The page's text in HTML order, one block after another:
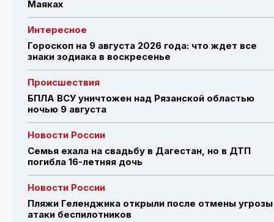
Маяках
Интересное
Гороскоп на 9 августа 2026 года: что ждет все
знаки зодиака в воскресенье
Происшествия
БПЛА ВСУ уничтожен над Рязанской областью
ночью 9 августа
Новости России
Семья ехала на свадьбу в Дагестан, но в ДТП
погибла 16-летняя дочь
Новости России
Пляжи Геленджика открыли после отмены угрозы
атаки беспилотников